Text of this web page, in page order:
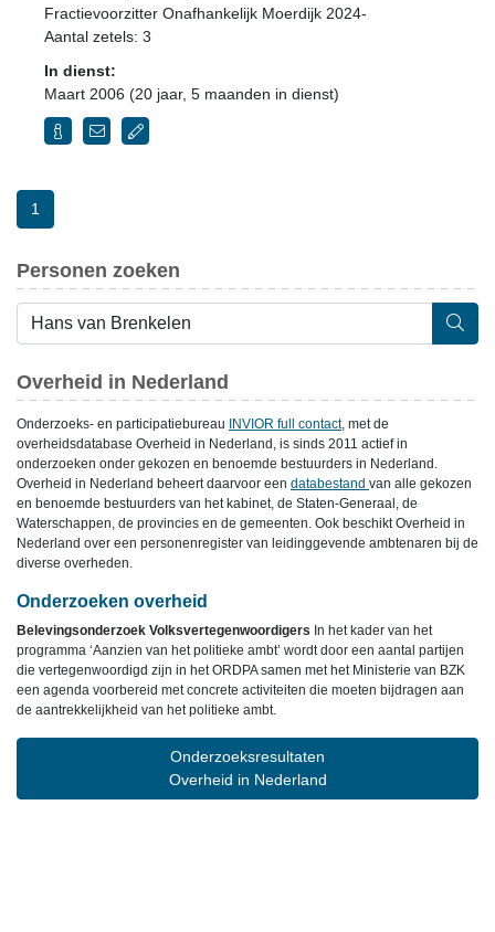
Fractievoorzitter Onafhankelijk Moerdijk 2024-
Aantal zetels: 3
In dienst:
Maart 2006 (20 jaar, 5 maanden in dienst)
1
Personen zoeken
Overheid in Nederland
Onderzoeks- en participatiebureau INVIOR full contact, met de
overheidsdatabase Overheid in Nederland, is sinds 2011 actief in
onderzoeken onder gekozen en benoemde bestuurders in Nederland.
Overheid in Nederland beheert daarvoor een databestand van alle gekozen
en benoemde bestuurders van het kabinet, de Staten-Generaal, de
Waterschappen, de provincies en de gemeenten. Ook beschikt Overheid in
Nederland over een personenregister van leidinggevende ambtenaren bij de
diverse overheden.
Onderzoeken overheid
Belevingsonderzoek Volksvertegenwoordigers In het kader van het
programma ‘Aanzien van het politieke ambt’ wordt door een aantal partijen
die vertegenwoordigd zijn in het ORDPA samen met het Ministerie van BZK
een agenda voorbereid met concrete activiteiten die moeten bijdragen aan
de aantrekkelijkheid van het politieke ambt.
Onderzoeksresultaten
Overheid in Nederland